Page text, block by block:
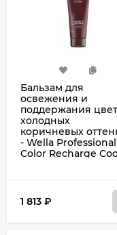
Бальзам для
освежения и
поддержания
холодных
коричневых
- Wella Professional
Color Recharge
1 813 ₽